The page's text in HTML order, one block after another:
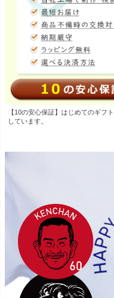
【10の安心保証】はじめてのギフ
しています。